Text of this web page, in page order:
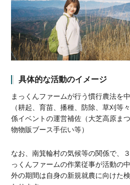
具体的な活動のイメージ
まっくんファームが行う慣行農法を
（耕起、育苗、播種、防除、草刈等
係イベントの運営補佐（大芝高原ま
物物販ブース手伝い等）
なお、南箕輪村の気候等の関係で、
っくんファームの作業従事が活動の
外の期間は自身の新規就農に向けた